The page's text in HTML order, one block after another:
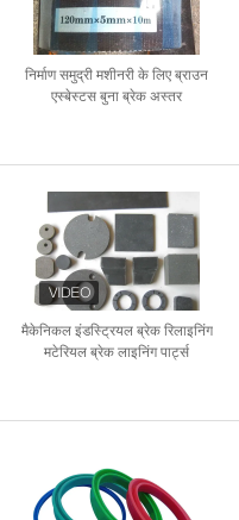
निर्माण समुद्री मशीनरी के लिए ब्राउन
एस्बेस्टस बुना ब्रेक अस्तर
मैकेनिकल इंडस्ट्रियल ब्रेक रिलाइनिंग
मटेरियल ब्रेक लाइनिंग पार्ट्स